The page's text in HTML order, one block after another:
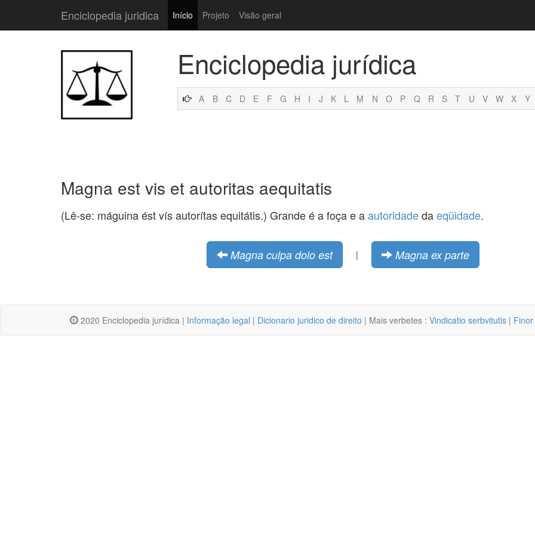
Enciclopedia juridica Início Projeto Visão geral
Enciclopedia jurídica
A B C D E F G H I J K L M N O P Q R S T U V W X Y
Magna est vis et autoritas aequitatis
(Lê-se: máguina ést vís autorítas equitátis.) Grande é a foça e aautoridadedaeqüidade.
Magna culpa dolo est | Magna ex parte
2020 Enciclopedia jurídica | Informação legal | Dicionario juridico de direito | Mais verbetes : Vindicatio serbvitutis | Finor